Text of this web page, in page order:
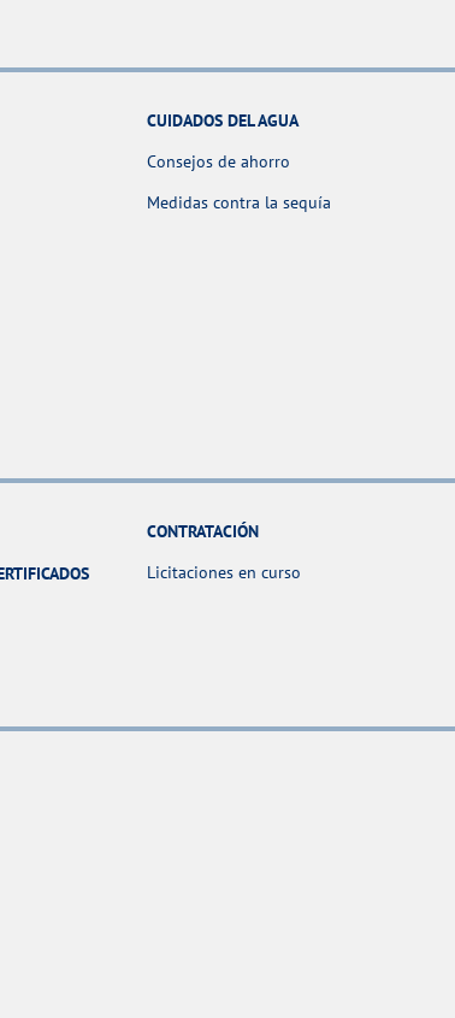
CUIDADOS DEL AGUA
Consejos de ahorro
Medidas contra la sequía
CONTRATACIÓN
Licitaciones en curso